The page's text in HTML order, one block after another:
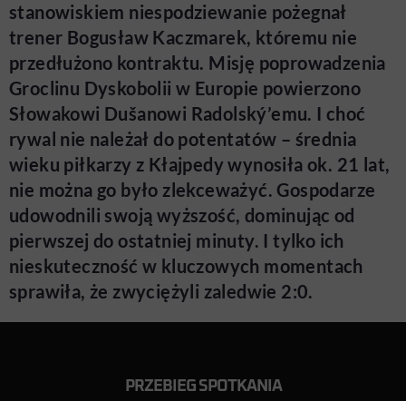
stanowiskiem niespodziewanie pożegnał
trener Bogusław Kaczmarek, któremu nie
przedłużono kontraktu. Misję poprowadzenia
Groclinu Dyskobolii w Europie powierzono
Słowakowi Dušanowi Radolský’emu. I choć
rywal nie należał do potentatów – średnia
wieku piłkarzy z Kłajpedy wynosiła ok. 21 lat,
nie można go było zlekceważyć. Gospodarze
udowodnili swoją wyższość, dominując od
pierwszej do ostatniej minuty. I tylko ich
nieskuteczność w kluczowych momentach
sprawiła, że zwyciężyli zaledwie 2:0.
PRZEBIEG SPOTKANIA